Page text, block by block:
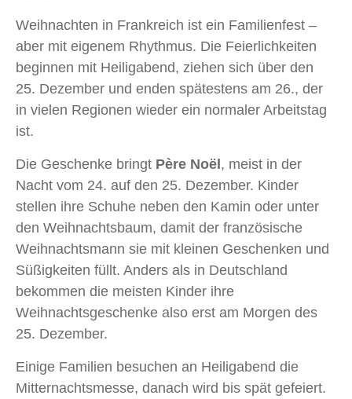
Weihnachten in Frankreich ist ein Familienfest –
aber mit eigenem Rhythmus. Die Feierlichkeiten
beginnen mit Heiligabend, ziehen sich über den
25. Dezember und enden spätestens am 26., der
in vielen Regionen wieder ein normaler Arbeitstag
ist.
Die Geschenke bringt Père Noël , meist in der
Nacht vom 24. auf den 25. Dezember. Kinder
stellen ihre Schuhe neben den Kamin oder unter
den Weihnachtsbaum, damit der französische
Weihnachtsmann sie mit kleinen Geschenken und
Süßigkeiten füllt. Anders als in Deutschland
bekommen die meisten Kinder ihre
Weihnachtsgeschenke also erst am Morgen des
25. Dezember.
Einige Familien besuchen an Heiligabend die
Mitternachtsmesse, danach wird bis spät gefeiert.